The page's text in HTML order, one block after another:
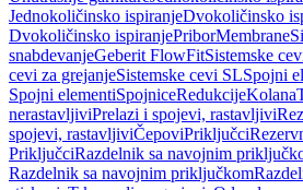
Jednokoličinsko ispiranjeDvokoličinsko
Dvokoličinsko ispiranjePriborMembrane
snabdevanjeGeberit FlowFitSistemske
cevi za grejanjeSistemske cevi SLSpojni
Spojni elementiSpojniceRedukcijeKolana
nerastavljiviPrelazi i spojevi, rastavljivi
spojevi, rastavljiviČepoviPriključci
PriključciRazdelnik sa navojnim
Razdelnik sa navojnim priključkom